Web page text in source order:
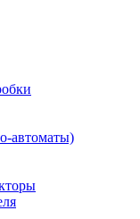
автоматы)